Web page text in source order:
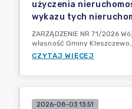
użyczenia
wykazu tych
ZARZĄDZENIE NR 71/2026
własność Gminy Kleszczewo,
CZYTAJ WIĘCEJ
2026-08-03 13:51